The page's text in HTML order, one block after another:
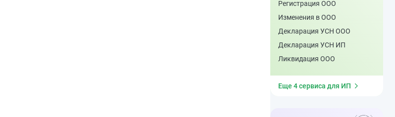
Регистрация ООО
Изменения в ООО
Декларация УСН ООО
Декларация УСН ИП
Ликвидация ООО
Еще 4 сервиса для ИП